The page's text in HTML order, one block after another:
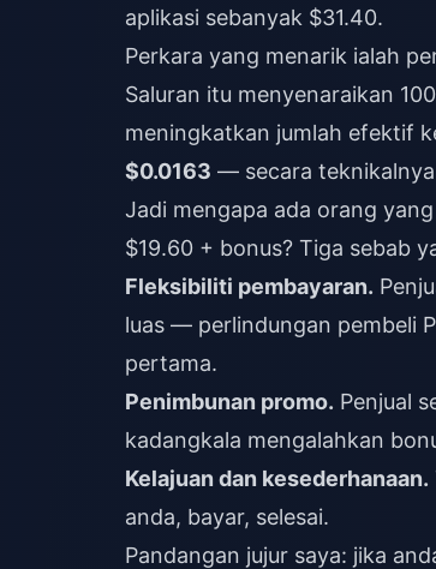
aplikasi sebanyak $31.40.
Perkara yang menarik ialah
Saluran itu menyenaraikan
meningkatkan jumlah efektif
$0.0163 — secara
Jadi mengapa ada orang
$19.60 + bonus? Tiga sebab
Fleksibiliti pembayaran.
luas — perlindungan pembeli
pertama.
Penimbunan promo. Penjual
kadangkala mengalahkan
Kelajuan dan kesederhanaan.
anda, bayar, selesai.
Pandangan jujur saya: jika